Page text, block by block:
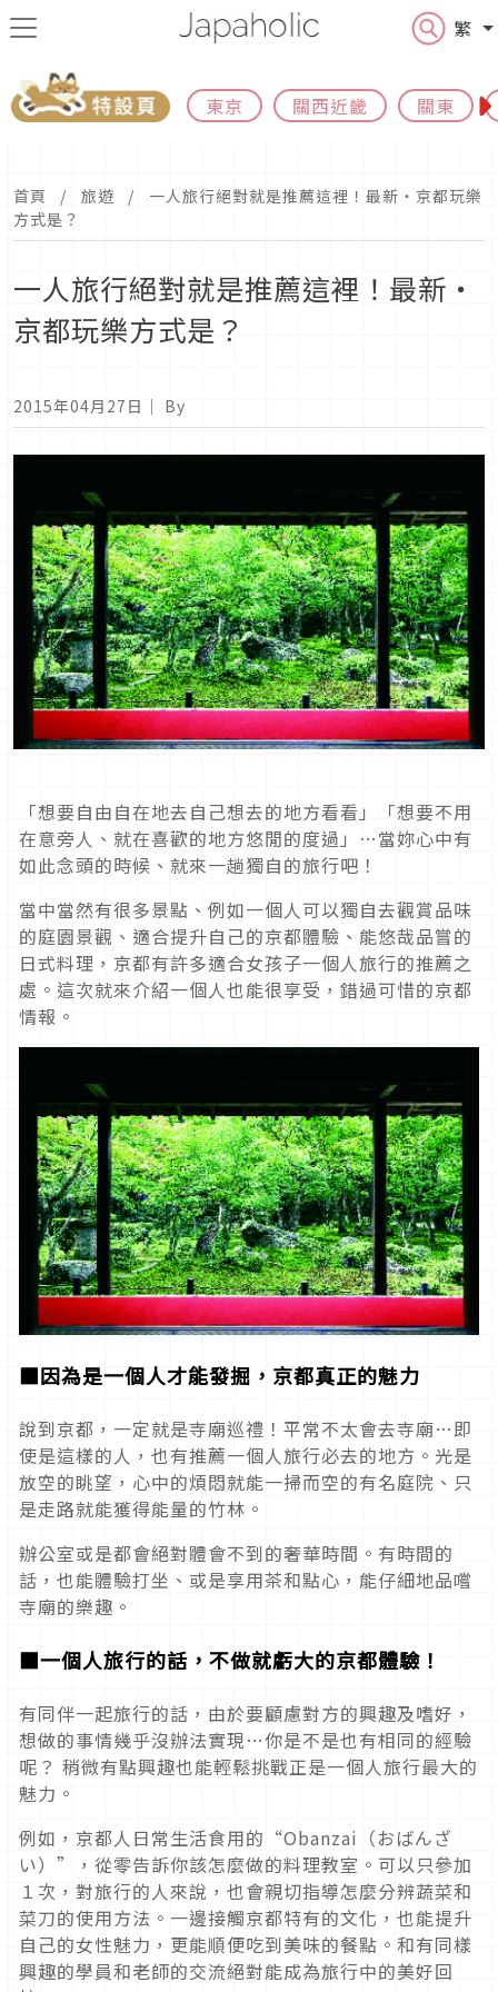
繁
東京 關西近畿 關東
首頁 旅遊
一人旅行絕對就是推薦這裡！最新・京都玩樂
方式是？
一人旅行絕對就是推薦這裡！最新・
京都玩樂方式是？
2015年04月27日 ｜ By
「想要自由自在地去自己想去的地方看看」「想要不用
在意旁人、就在喜歡的地方悠閒的度過」…當妳心中有
如此念頭的時候、就來一趟獨自的旅行吧！
當中當然有很多景點、例如一個人可以獨自去觀賞品味
的庭園景觀、適合提升自己的京都體驗、能悠哉品嘗的
日式料理，京都有許多適合女孩子一個人旅行的推薦之
處。這次就來介紹一個人也能很享受，錯過可惜的京都
情報。
■因為是一個人才能發掘，京都真正的魅力
說到京都，一定就是寺廟巡禮！平常不太會去寺廟…即
使是這樣的人，也有推薦一個人旅行必去的地方。光是
放空的眺望，心中的煩悶就能一掃而空的有名庭院、只
是走路就能獲得能量的竹林。
辦公室或是都會絕對體會不到的奢華時間。有時間的
話，也能體驗打坐、或是享用茶和點心，能仔細地品嚐
寺廟的樂趣。
■一個人旅行的話，不做就虧大的京都體驗！
有同伴一起旅行的話，由於要顧慮對方的興趣及嗜好，
想做的事情幾乎沒辦法實現…你是不是也有相同的經驗
呢？ 稍微有點興趣也能輕鬆挑戰正是一個人旅行最大的
魅力。
例如，京都人日常生活食用的“Obanzai（おばんざ
い）”，從零告訴你該怎麼做的料理教室。可以只參加
１次，對旅行的人來說，也會親切指導怎麼分辨蔬菜和
菜刀的使用方法。一邊接觸京都特有的文化，也能提升
自己的女性魅力，更能順便吃到美味的餐點。和有同樣
興趣的學員和老師的交流絕對能成為旅行中的美好回